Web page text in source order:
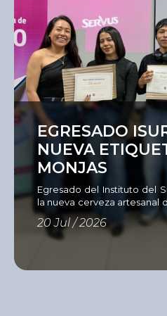
EGRESADO
NUEVA
MONJAS
Egresado del Instituto del
la nueva cerveza artesanal
Como parte de su
estrechamente vinculada
Unidad Académica de
20 Jul / 2026
Ver